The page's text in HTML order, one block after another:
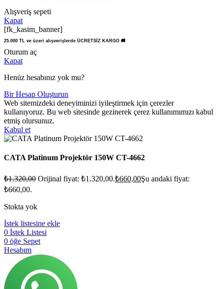
Alışveriş sepeti
Kapat
[fk_kasim_banner]
25.000 TL ve üzeri alışverişlerde ÜCRETSİZ KARGO 🚚
Oturum aç
Kapat
Henüz hesabınız yok mu?
Bir Hesap Oluşturun
Web sitemizdeki deneyiminizi iyileştirmek için çerezler
kullanıyoruz. Bu web sitesinde gezinerek çerez kullanımımızı kabul
etmiş olursunuz.
Kabul et
CATA Platinum Projektör 150W CT-4662
₺1.320,00 Orijinal fiyat: ₺1.320,00.₺660,00Şu andaki fiyat:
₺660,00.
Stokta yok
İstek listesine ekle
0 İstek Listesi
0 öğe Sepet
Hesabım